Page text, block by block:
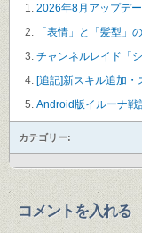
2026年8月アップデ
「表情」と「髪型」
チャンネルレイド「
[追記]新スキル追加・
Android版イルーナ戦
カテゴリー:
コメントを入れる